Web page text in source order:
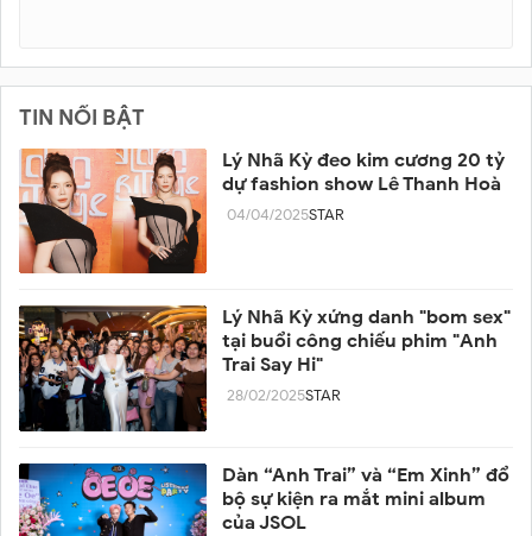
TIN NỔI BẬT
Lý Nhã Kỳ đeo kim cương 20 tỷ
dự fashion show Lê Thanh Hoà
04/04/2025STAR
Lý Nhã Kỳ xứng danh "bom sex"
tại buổi công chiếu phim "Anh
Trai Say Hi"
28/02/2025STAR
Dàn “Anh Trai” và “Em Xinh” đổ
bộ sự kiện ra mắt mini album
của JSOL